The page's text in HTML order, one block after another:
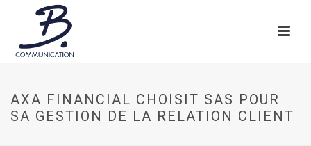
AXA FINANCIAL CHOISIT SAS POUR
SA GESTION DE LA RELATION CLIENT